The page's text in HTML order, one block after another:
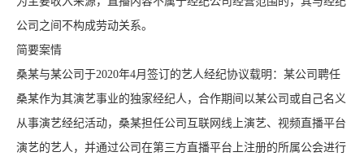
公司之间不构成劳动关系。
简要案情
桑某与某公司于2020年4月签订的艺人经纪协议载明：某公司聘任
桑某作为其演艺事业的独家经纪人，合作期间以某公司或自己名义
从事演艺经纪活动，桑某担任公司互联网线上演艺、视频直播平台
演艺的艺人，并通过公司在第三方直播平台上注册的所属公会进行